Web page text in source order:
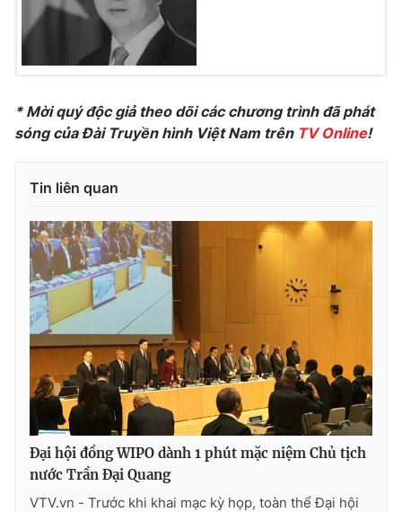
* Mời quý độc giả theo dõi các chương trình đã phát
sóng của Đài Truyền hình Việt Nam trên TV Online!
Tin liên quan
Đại hội đồng WIPO dành 1 phút mặc niệm Chủ tịch
nước Trần Đại Quang
VTV.vn - Trước khi khai mạc kỳ họp, toàn thể Đại hội